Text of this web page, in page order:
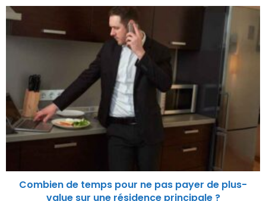
Combien de temps pour ne pas payer de plus-
value sur une résidence principale ?